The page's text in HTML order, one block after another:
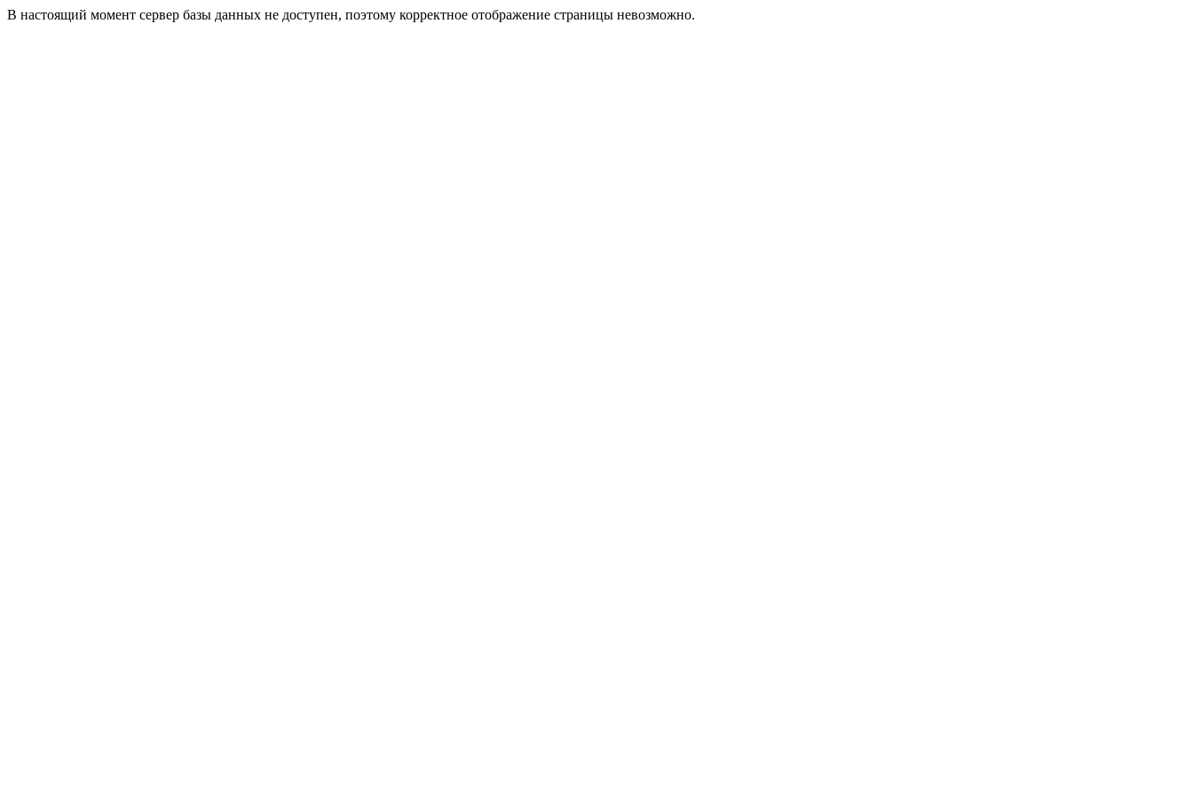
В настоящий момент сервер базы данных не доступен, поэтому корректное отображение страницы невозможно.